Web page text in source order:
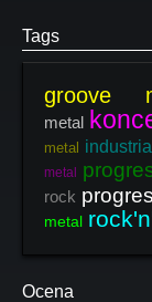
Tags
groove
metal
metal
metal
rock
metal
Ocena